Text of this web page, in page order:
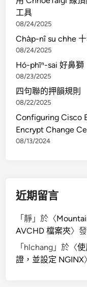
工具
08/24/2025
Cha̍p-nî su chhe
08/24/2025
Hó-phīⁿ-sai 好鼻獅
08/23/2025
四句聯的押韻規則
08/22/2025
Configuring Cisco
Encrypt Change
08/13/2024
近期留言
「靜 」於〈
AVCHD 檔案夾〉
「 hlchang 」於〈使
證，並設定 NGINX